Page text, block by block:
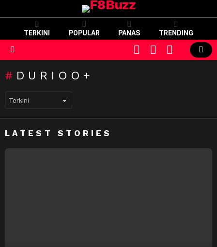
TERKINI POPULAR PANAS TRENDING
SWITCH
SKIN
CART LOGIN
DURIOO+
LATEST STORIES